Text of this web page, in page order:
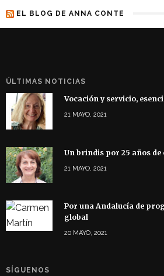
EL BLOG DE ANNA CONTE
ÚLTIMAS NOTICIAS
Vocación y servicio,
21 MAYO, 2021
Un brindis por 25 años de
21 MAYO, 2021
Por una Andalucía de
global
20 MAYO, 2021
SÍGUENOS